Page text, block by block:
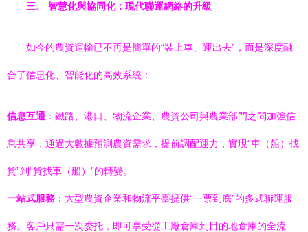
三、 智慧化與協同化：現代聯運網絡的升級
如今的農資運輸已不再是簡單的“裝上車、運出去”，而是深度融
合了信息化、智能化的高效系統：
信息互通 ：鐵路、港口、物流企業、農資公司與農業部門之間加強信
息共享，通過大數據預測農資需求，提前調配運力，實現“車（船）找
貨”到“貨找車（船）”的轉變。
一站式服務 ：大型農資企業和物流平臺提供“一票到底”的多式聯運服
務。客戶只需一次委托，即可享受從工廠倉庫到目的地倉庫的全流